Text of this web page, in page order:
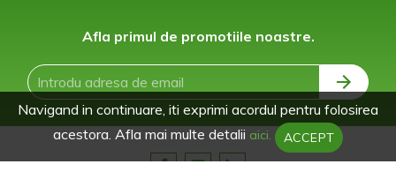
Afla primul de promotiile noastre.
Navigand in continuare, iti exprimi acordul pentru folosirea
acestora. Afla mai multe detalii aici. ACCEPT